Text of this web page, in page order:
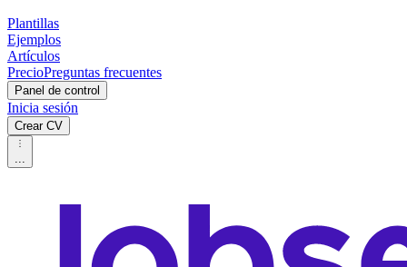
Plantillas
Ejemplos
Artículos
PrecioPreguntas frecuentes
Panel de control
Inicia sesión
Crear CV
...